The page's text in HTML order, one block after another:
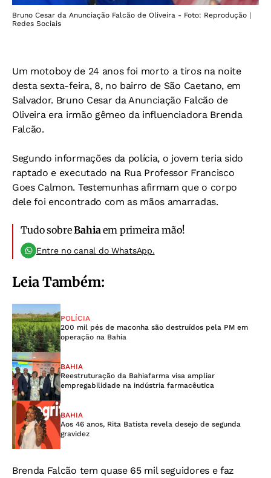
Bruno Cesar da Anunciação Falcão de Oliveira - Foto: Reprodução |
Redes Sociais
Um motoboy de 24 anos foi morto a tiros na noite
desta sexta-feira, 8, no bairro de São Caetano, em
Salvador. Bruno Cesar da Anunciação Falcão de
Oliveira era irmão gêmeo da influenciadora Brenda
Falcão.
Segundo informações da polícia, o jovem teria sido
raptado e executado na Rua Professor Francisco
Goes Calmon. Testemunhas afirmam que o corpo
dele foi encontrado com as mãos amarradas.
Tudo sobreBahia em primeira mão!
Entre no canal do WhatsApp.
Leia Também:
POLÍCIA
200 mil pés de maconha são destruídos pela PM em
operação na Bahia
BAHIA
Reestruturação da Bahiafarma visa ampliar
empregabilidade na indústria farmacêutica
BAHIA
Aos 46 anos, Rita Batista revela desejo de segunda
gravidez
Brenda Falcão tem quase 65 mil seguidores efaz